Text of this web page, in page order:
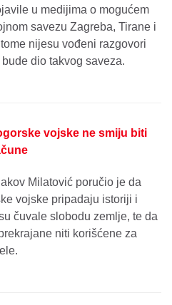
u medijima o mogućem
savezu Zagreba, Tirane i
nijesu vođeni razgovori
dio takvog saveza.
vojske ne smiju biti
Milatović poručio je da
vojske pripadaju istoriji i
čuvale slobodu zemlje, te da
niti korišćene za